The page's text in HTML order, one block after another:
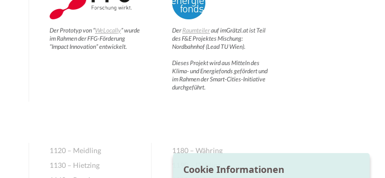
Der Prototyp von “WeLocally” wurde
im Rahmen der FFG-Förderung
“Impact Innovation” entwickelt.
DerRaumteilerauf imGrätzl.at ist Teil
des F&E Projektes Mischung:
Nordbahnhof (Lead TU Wien).
Dieses Projekt wird aus Mitteln des
Klima- und Energiefonds gefördert und
im Rahmen der Smart-Cities-Initiative
durchgeführt.
1120 – Meidling
1130 – Hietzing
1180 – Währing
1190 – Döbling
Cookie Informationen